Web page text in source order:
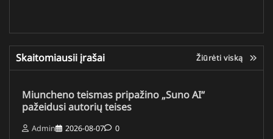
Skaitomiausii įrašai Žiūrėti viską
Miuncheno teismas pripažino „Suno AI“
pažeidusi autorių teises
Admin 2026-08-07 0